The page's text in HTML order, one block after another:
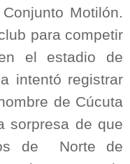
Motilón.
para competir
el estadio de
intentó registrar
de Cúcuta
sorpresa de que
de Norte de